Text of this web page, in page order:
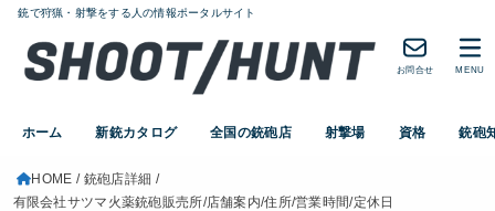
銃で狩猟・射撃をする人の情報ポータルサイト
ホーム 新銃カタログ 全国の銃砲店 射撃場 資格 銃砲
お問合せ MENU
HOME
銃砲店詳細
有限会社サツマ火薬銃砲販売所/店舗案内/住所/営業時間/定休日